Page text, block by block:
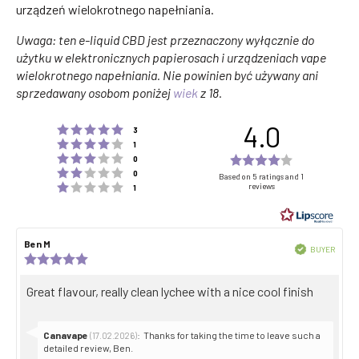
urządzeń wielokrotnego napełniania.
Uwaga: ten e-liquid CBD jest przeznaczony wyłącznie do
użytku w elektronicznych papierosach i urządzeniach vape
wielokrotnego napełniania. Nie powinien być używany ani
sprzedawany osobom poniżej wiek z 18.
Rating 5 out of 5 stars
3
Rating 4 out of 5 stars
1
Rating 3 out of 5 stars
0
Rating 2 out of 5 stars
0
Rating 1 out of 5 stars
1
4.0
4.0
of
5
stars
Based on 5 ratings and 1
reviews
Review
author:
Ben M
date:
out
stars
BUYER
Review
Great flavour, really clean lychee with a nice cool finish
Reply
from:
Canavape (17.02.2026): Thanks for taking the time to leave such a
detailed review, Ben.